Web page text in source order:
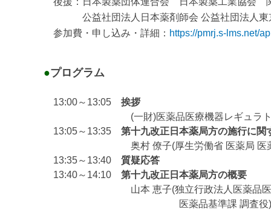
公益社団法人日本薬剤師会 公益社団法人東
参加費・申し込み・詳細： https://pmrj.s-lms.net/
●プログラム
13:00～13:05 挨拶
(一財)医薬品医療機器レギュラトリ
13:05～13:35 第十九改正日本薬局方の施行に関
奥村 僚子(厚生労働省 医薬局 医薬品
13:35～13:40 質疑応答
13:40～14:10 第十九改正日本薬局方の概要
山本 恵子(独立行政法人医薬品医療機器
医薬品基準課 調査役)